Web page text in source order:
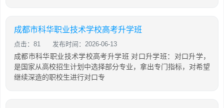
成都市科华职业技术学校高考升学班
点击：81 发布时间：2026-06-13
成都市科华职业技术学校高考升学班 对口升学班：对口升学，
是国家从高校招生计划中选择部分专业，拿出专门指标，对希望
继续深造的职校生进行对口专